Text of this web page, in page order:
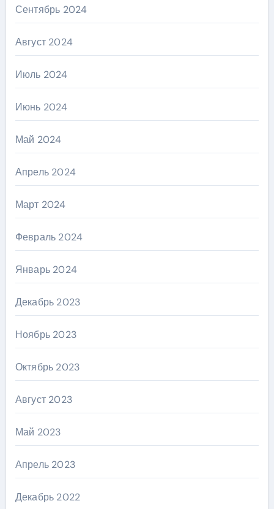
Сентябрь 2024
Август 2024
Июль 2024
Июнь 2024
Май 2024
Апрель 2024
Март 2024
Февраль 2024
Январь 2024
Декабрь 2023
Ноябрь 2023
Октябрь 2023
Август 2023
Май 2023
Апрель 2023
Декабрь 2022